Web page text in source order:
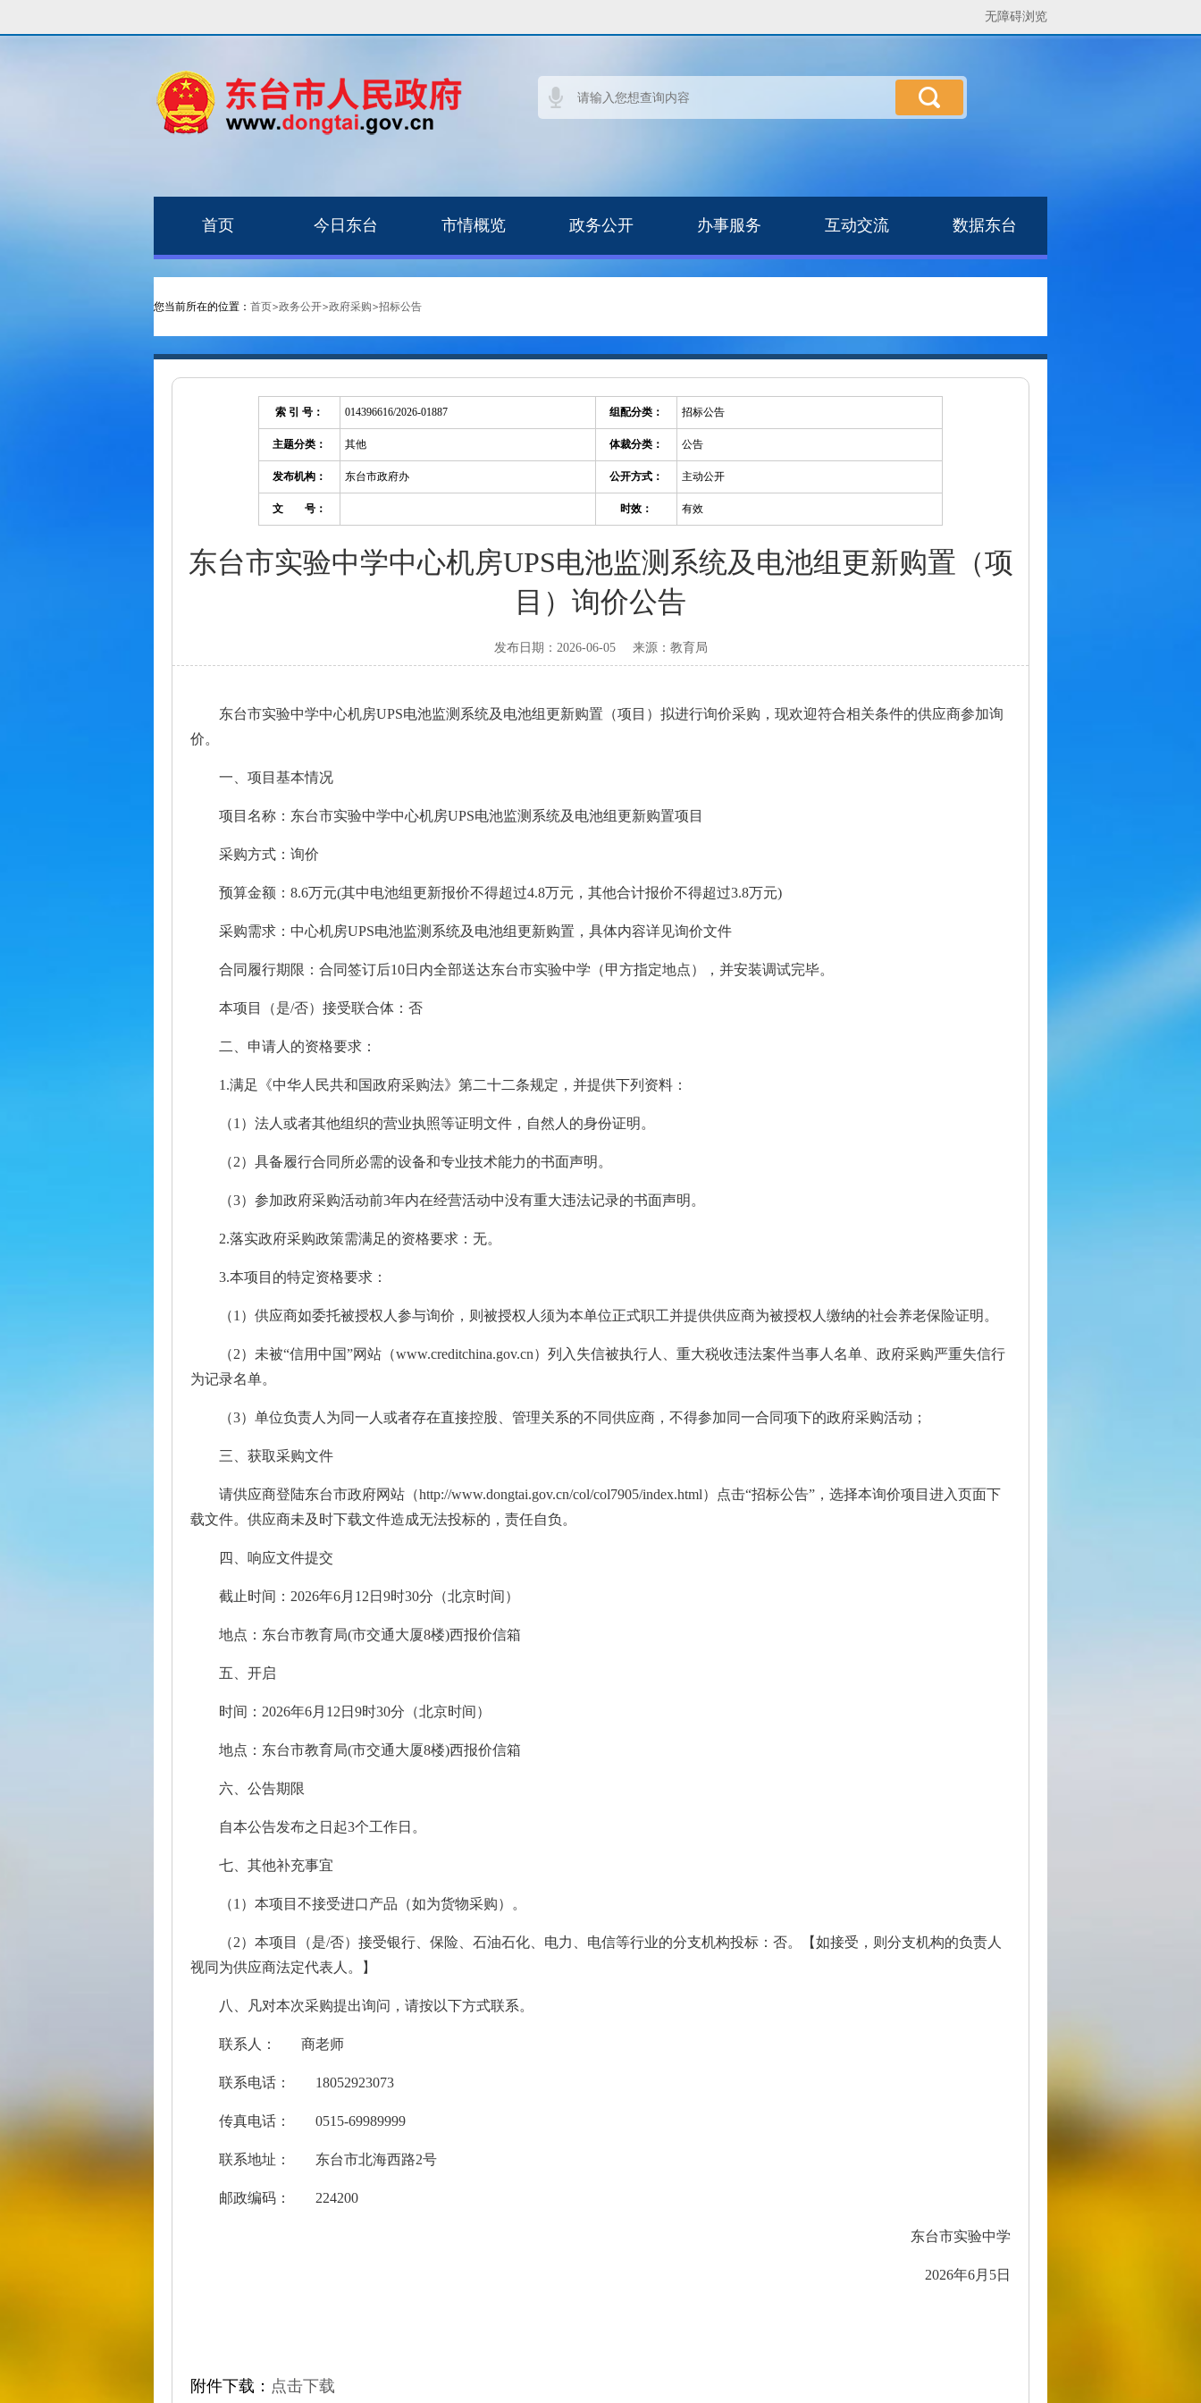
无障碍浏览
首页 今日东台 市情概览 政务公开 办事服务 互动交流 数据东台
您当前所在的位置： 首页>政务公开>政府采购>招标公告
索 引 号： 014396616/2026-01887 组配分类： 招标公告
主题分类： 其他 体裁分类： 公告
发布机构： 东台市政府办 公开方式： 主动公开
文 号： 时效： 有效
东台市实验中学中心机房UPS电池监测系统及电池组更新购置（项
目）询价公告
发布日期：2026-06-05 来源： 教育局
东台市实验中学中心机房UPS电池监测系统及电池组更新购置（项目）拟进行询价采购，现欢迎符合相关条件的供应商参加询
价。
一、项目基本情况
项目名称：东台市实验中学中心机房UPS电池监测系统及电池组更新购置项目
采购方式：询价
预算金额：8.6万元(其中电池组更新报价不得超过4.8万元，其他合计报价不得超过3.8万元)
采购需求：中心机房UPS电池监测系统及电池组更新购置，具体内容详见询价文件
合同履行期限：合同签订后10日内全部送达东台市实验中学（甲方指定地点），并安装调试完毕。
本项目（是/否）接受联合体：否
二、申请人的资格要求：
1.满足《中华人民共和国政府采购法》第二十二条规定，并提供下列资料：
（1）法人或者其他组织的营业执照等证明文件，自然人的身份证明。
（2）具备履行合同所必需的设备和专业技术能力的书面声明。
（3）参加政府采购活动前3年内在经营活动中没有重大违法记录的书面声明。
2.落实政府采购政策需满足的资格要求：无。
3.本项目的特定资格要求：
（1）供应商如委托被授权人参与询价，则被授权人须为本单位正式职工并提供供应商为被授权人缴纳的社会养老保险证明。
（2）未被“信用中国”网站（www.creditchina.gov.cn）列入失信被执行人、重大税收违法案件当事人名单、政府采购严重失信行
为记录名单。
（3）单位负责人为同一人或者存在直接控股、管理关系的不同供应商，不得参加同一合同项下的政府采购活动；
三、获取采购文件
请供应商登陆东台市政府网站（http://www.dongtai.gov.cn/col/col7905/index.html）点击“招标公告”，选择本询价项目进入页面下
载文件。供应商未及时下载文件造成无法投标的，责任自负。
四、响应文件提交
截止时间：2026年6月12日9时30分（北京时间）
地点：东台市教育局(市交通大厦8楼)西报价信箱
五、开启
时间：2026年6月12日9时30分（北京时间）
地点：东台市教育局(市交通大厦8楼)西报价信箱
六、公告期限
自本公告发布之日起3个工作日。
七、其他补充事宜
（1）本项目不接受进口产品（如为货物采购）。
（2）本项目（是/否）接受银行、保险、石油石化、电力、电信等行业的分支机构投标：否。【如接受，则分支机构的负责人
视同为供应商法定代表人。】
八、凡对本次采购提出询问，请按以下方式联系。
联系人： 商老师
联系电话： 18052923073
传真电话： 0515-69989999
联系地址： 东台市北海西路2号
邮政编码： 224200
东台市实验中学
2026年6月5日
附件下载： 点击下载